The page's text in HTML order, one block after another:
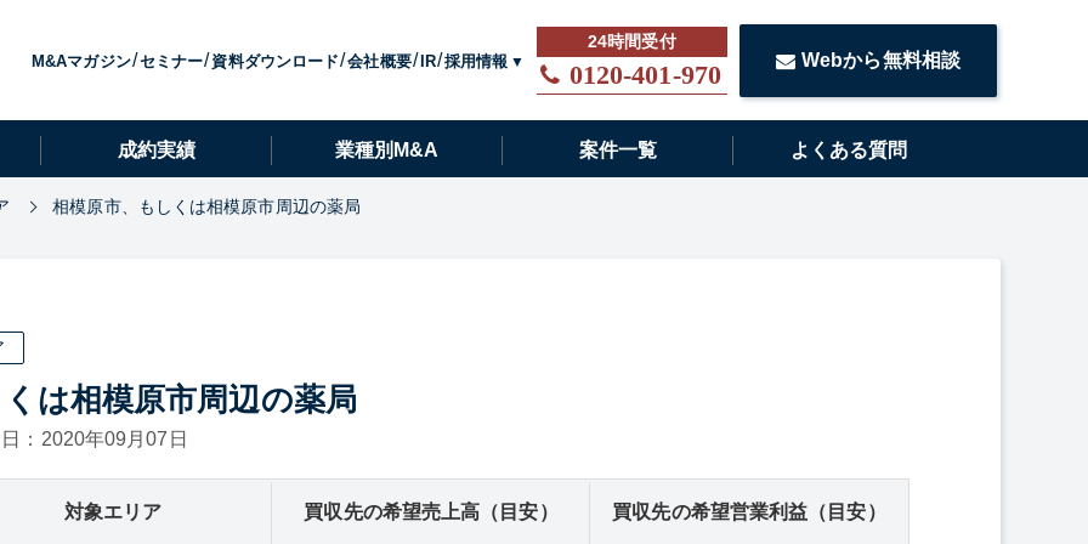
M&Aマガジン セミナー 資料ダウンロード 会社概要 IR 採用情報 0120-401-970 Webから無料相談
成約実績 業種別M&A 案件一覧 よくある質問
相模原市、もしくは相模原市周辺の薬局
は相模原市周辺の薬局
：2020年09月07日
対象エリア 買収先の希望売上高（目安） 買収先の希望営業利益（目安）